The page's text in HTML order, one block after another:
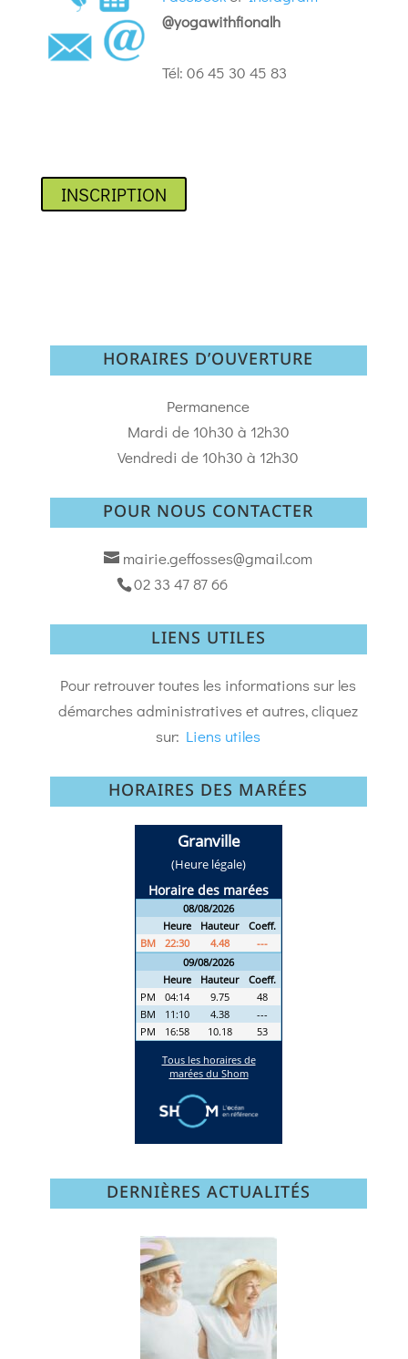
@yogawithfionalh
Tél: 06 45 30 45 83
INSCRIPTION
HORAIRES D’OUVERTURE
Permanence
Mardi de 10h30 à 12h30
Vendredi de 10h30 à 12h30
POUR NOUS CONTACTER
mairie.geffosses@gmail.com
02 33 47 87 66
LIENS UTILES
Pour retrouver toutes les informations sur les
démarches administratives et autres, cliquez
sur: Liens utiles
HORAIRES DES MARÉES
DERNIÈRES ACTUALITÉS